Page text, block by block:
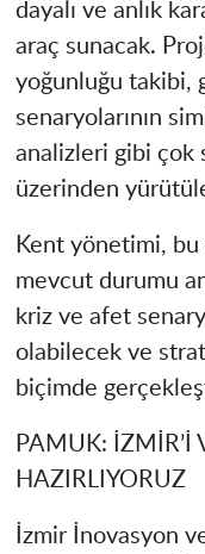
dayalı ve anlık
araç sunacak.
yoğunluğu takibi,
senaryolarının
analizleri gibi çok
üzerinden
Kent yönetimi,
mevcut durumu
kriz ve afet
olabilecek ve
biçimde
PAMUK: İZMİR’İ
HAZIRLIYORUZ
İzmir İnovasyon